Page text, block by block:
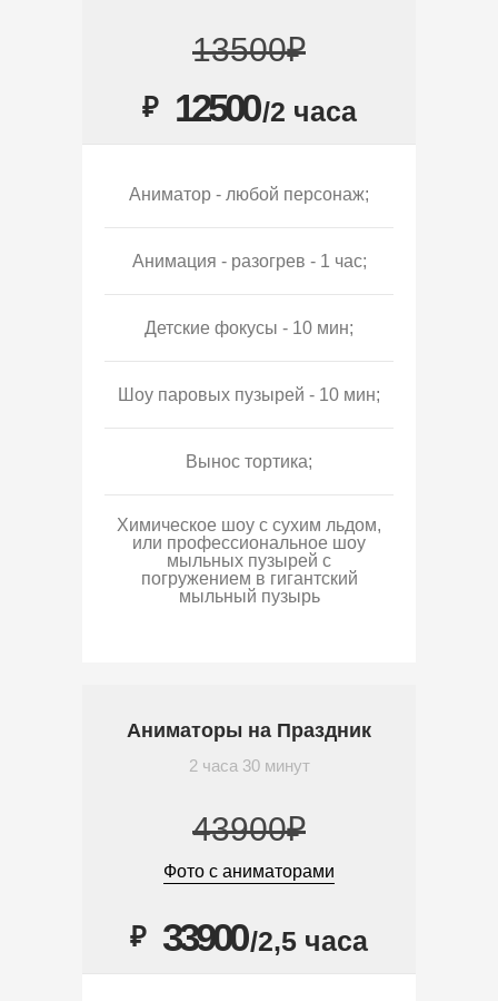
13500₽
₽ 12500/2 часа
Аниматор - любой персонаж;
Анимация - разогрев - 1 час;
Детские фокусы - 10 мин;
Шоу паровых пузырей - 10 мин;
Вынос тортика;
Химическое шоу с сухим льдом,
или профессиональное шоу
мыльных пузырей с
погружением в гигантский
мыльный пузырь
Аниматоры на Праздник
2 часа 30 минут
43900₽
Фото с аниматорами
₽ 33900/2,5 часа